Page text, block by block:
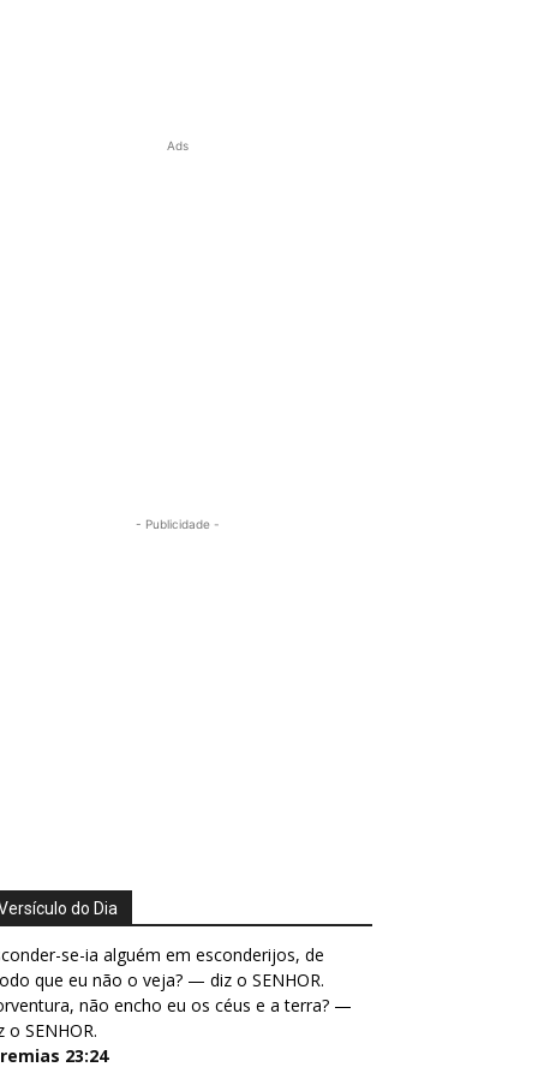
Ads
- Publicidade -
do Dia
se-ia alguém em esconderijos, de
que eu não o veja? — diz o SENHOR.
não encho eu os céus e a terra? —
o SENHOR.
23:24